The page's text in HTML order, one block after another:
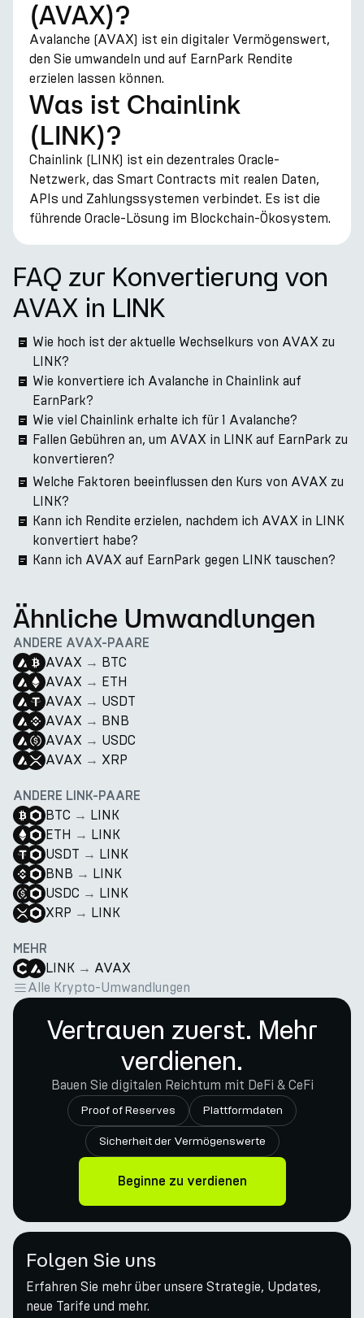
(AVAX)?
Avalanche (AVAX) ist ein digitaler Vermögenswert,
den Sie umwandeln und auf EarnPark Rendite
erzielen lassen können.
Was ist Chainlink
(LINK)?
Chainlink (LINK) ist ein dezentrales Oracle-
Netzwerk, das Smart Contracts mit realen Daten,
APIs und Zahlungssystemen verbindet. Es ist die
führende Oracle-Lösung im Blockchain-Ökosystem.
FAQ zur Konvertierung von
AVAX in LINK
Wie hoch ist der aktuelle Wechselkurs von AVAX zu
LINK?
Wie konvertiere ich Avalanche in Chainlink auf
EarnPark?
Wie viel Chainlink erhalte ich für 1 Avalanche?
Fallen Gebühren an, um AVAX in LINK auf EarnPark zu
konvertieren?
Welche Faktoren beeinflussen den Kurs von AVAX zu
LINK?
Kann ich Rendite erzielen, nachdem ich AVAX in LINK
konvertiert habe?
Kann ich AVAX auf EarnPark gegen LINK tauschen?
Ähnliche Umwandlungen
ANDERE AVAX-PAARE
AVAX → BTC
AVAX → ETH
AVAX → USDT
AVAX → BNB
AVAX → USDC
AVAX → XRP
ANDERE LINK-PAARE
BTC → LINK
ETH → LINK
USDT → LINK
BNB → LINK
USDC → LINK
XRP → LINK
MEHR
LINK → AVAX
Alle Krypto-Umwandlungen
Vertrauen zuerst. Mehr
verdienen.
Bauen Sie digitalen Reichtum mit DeFi & CeFi
Proof of Reserves Plattformdaten
Sicherheit der Vermögenswerte
Beginne zu verdienen
Folgen Sie uns
Erfahren Sie mehr über unsere Strategie, Updates,
neue Tarife und mehr.